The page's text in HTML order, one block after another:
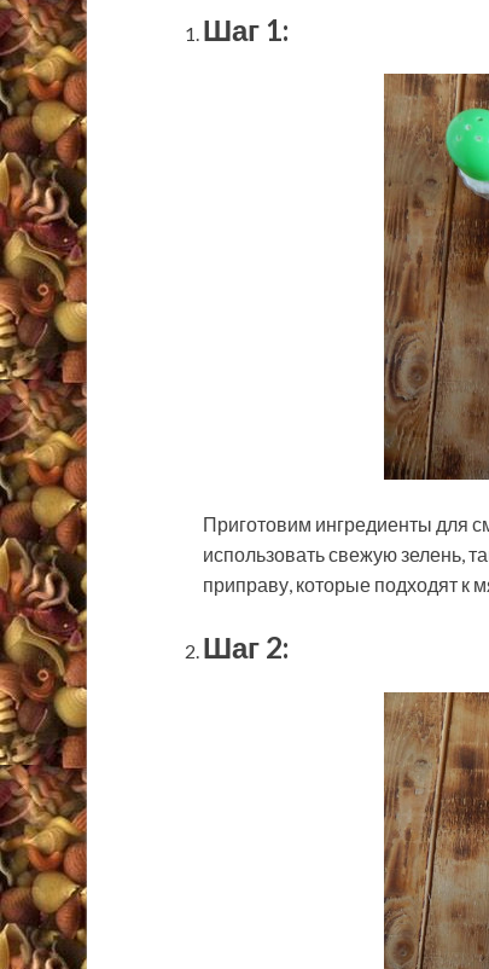
Шаг 1:
Приготовим ингредиенты для
использовать свежую зелень,
приправу, которые подходят к
Шаг 2: